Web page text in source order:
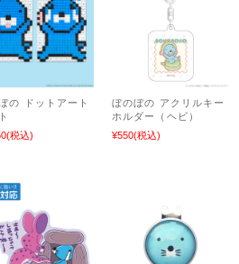
の ドットアート
(税込)
ぼのぼの アクリルキー
ホルダー（ヘビ）
¥550(税込)